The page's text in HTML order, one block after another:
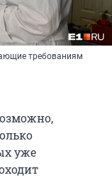
требованиям
уже